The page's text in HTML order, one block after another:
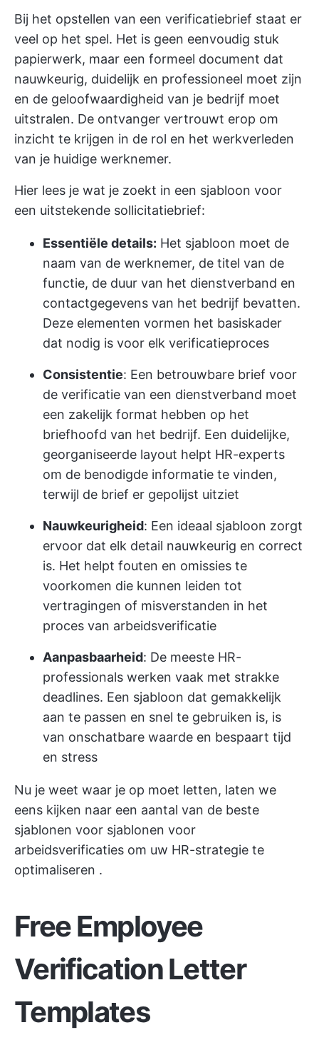
Bij het opstellen van een verificatiebrief staat er
veel op het spel. Het is geen eenvoudig stuk
papierwerk, maar een formeel document dat
nauwkeurig, duidelijk en professioneel moet zijn
en de geloofwaardigheid van je bedrijf moet
uitstralen. De ontvanger vertrouwt erop om
inzicht te krijgen in de rol en het werkverleden
van je huidige werknemer.
Hier lees je wat je zoekt in een sjabloon voor
een uitstekende sollicitatiebrief:
Essentiële details: Het sjabloon moet de
naam van de werknemer, de titel van de
functie, de duur van het dienstverband en
contactgegevens van het bedrijf bevatten.
Deze elementen vormen het basiskader
dat nodig is voor elk verificatieproces
Consistentie: Een betrouwbare brief voor
de verificatie van een dienstverband moet
een zakelijk format hebben op het
briefhoofd van het bedrijf. Een duidelijke,
georganiseerde layout helpt HR-experts
om de benodigde informatie te vinden,
terwijl de brief er gepolijst uitziet
Nauwkeurigheid: Een ideaal sjabloon zorgt
ervoor dat elk detail nauwkeurig en correct
is. Het helpt fouten en omissies te
voorkomen die kunnen leiden tot
vertragingen of misverstanden in het
proces van arbeidsverificatie
Aanpasbaarheid: De meeste HR-
professionals werken vaak met strakke
deadlines. Een sjabloon dat gemakkelijk
aan te passen en snel te gebruiken is, is
van onschatbare waarde en bespaart tijd
en stress
Nu je weet waar je op moet letten, laten we
eens kijken naar een aantal van de beste
sjablonen voor sjablonen voor
arbeidsverificaties om uw HR-strategie te
optimaliseren .
Free Employee
Verification Letter
Templates